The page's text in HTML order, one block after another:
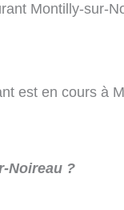
Montilly-sur-
est en cours à
Noireau ?